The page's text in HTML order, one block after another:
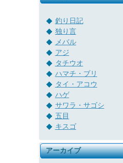
釣り日記
独り言
メバル
アジ
タチウオ
ハマチ・ブリ
タイ・アコウ
ハゲ
サワラ・サゴシ
五目
キスゴ
アーカイブ